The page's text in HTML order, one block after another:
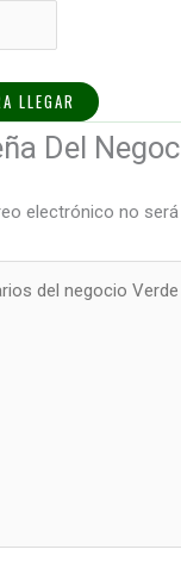
LLEGAR
Del
electrónico no será